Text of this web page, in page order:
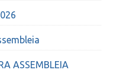
ASSEMBLEIA